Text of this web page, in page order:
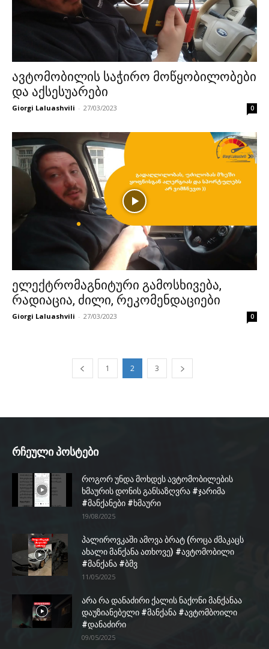
ავტომობილის საჭირო მოწყობილობები
და აქსესუარები
Giorgi Laluashvili - 27/03/2023 0
ელექტრომაგნიტური გამოსხივება,
რადიაცია, ძილი, რეკომენდაციები
Giorgi Laluashvili - 27/03/2023 0
1 2 3
რჩეული პოსტები
როგორ უნდა მოხდეს ავტომობილების
ხმაურის დონის განსაზღვრა #ჯარიმა
#მანქანები #ხმაური
19/08/2025
პალიროვკაში ამოვა ბრატ (როცა ძმაკაცს
ახალი მანქანა ათხოვე) #ავტომობილი
#მანქანა #ბმვ
11/05/2025
არა რა დანაძირი ქალის ნაქონი მანქანაა
დაუზიანებელი #მანქანა #ავტომბოილი
#დანაძირი
09/05/2025